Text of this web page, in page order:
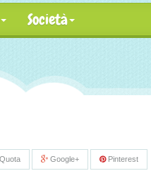
Società
Google+ Pinterest